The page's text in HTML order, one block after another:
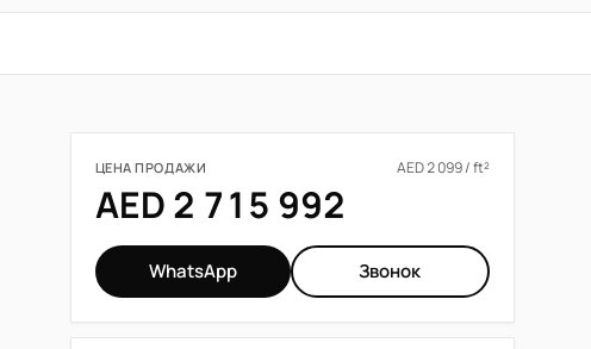
ЦЕНА ПРОДАЖИ AED 2 099 / ft²
AED 2 715 992
WhatsApp Звонок